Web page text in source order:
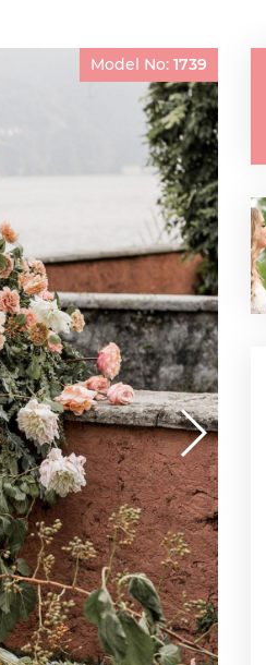
Model No: 1739